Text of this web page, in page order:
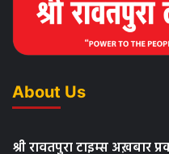
About Us
श्री रावतपुरा टाइम्स अख़बार